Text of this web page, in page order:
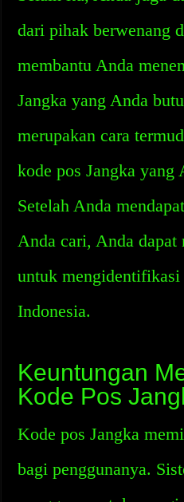
dari pihak berwenang
membantu Anda
Jangka yang Anda
merupakan cara
kode pos Jangka yang
Setelah Anda
Anda cari, Anda dapat
untuk
Indonesia.
Keuntungan
Kode Pos
Kode pos Jangka
bagi penggunanya.